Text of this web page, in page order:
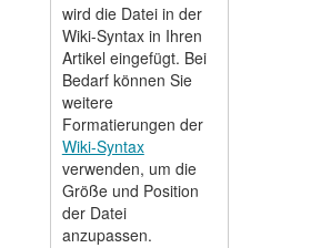
wird die Datei in der
Wiki-Syntax in Ihren
Artikel eingefügt. Bei
Bedarf können Sie
weitere
Formatierungen der
Wiki-Syntax
verwenden, um die
Größe und Position
der Datei
anzupassen.